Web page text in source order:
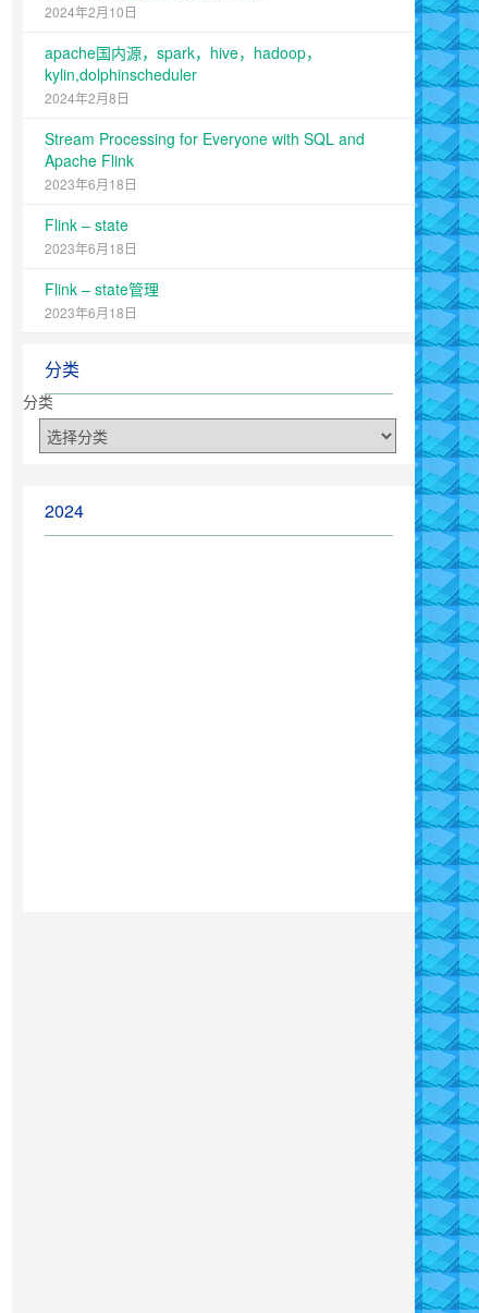
2024年2月10日
apache国内源，spark，hive，hadoop，
kylin,dolphinscheduler
2024年2月8日
Stream Processing for Everyone with SQL and
Apache Flink
2023年6月18日
Flink – state
2023年6月18日
Flink – state管理
2023年6月18日
分类
分类
2024